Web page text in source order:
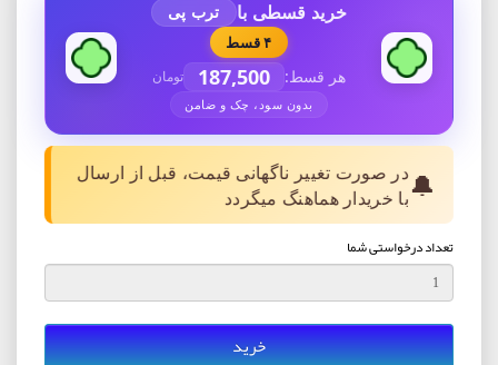
خرید قسطی با ترب پی
۴ قسط
هر قسط: 187,500 تومان
بدون سود، چک و ضامن
🔔در صورت تغییر ناگهانی قیمت، قبل از ارسال
با خریدار هماهنگ میگردد
تعداد درخواستی شما
خرید